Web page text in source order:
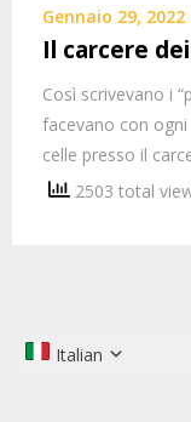
Gennaio 29, 2022
Il carcere
Così scrivevano i
facevano con
celle presso il
2503 total
Italian